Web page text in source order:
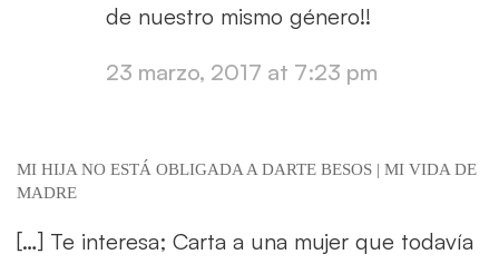
de nuestro mismo género!!
23 marzo, 2017 at 7:23 pm
MI HIJA NO ESTÁ OBLIGADA A DARTE BESOS | MI VIDA DE
MADRE
[…] Te interesa; Carta a una mujer que todavía